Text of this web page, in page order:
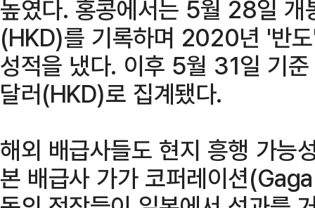
높였다. 홍콩에서는 5월 28일
(HKD)를 기록하며 2020년 '반
성적을 냈다. 이후 5월 31일 기
달러(HKD)로 집계됐다.
해외 배급사들도 현지 흥행 가능
본 배급사 가가 코퍼레이션